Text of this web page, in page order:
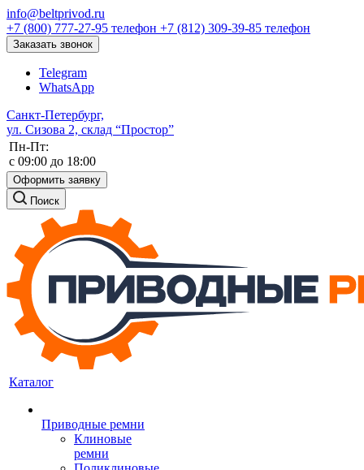
info@beltprivod.ru
+7 (800) 777-27-95 телефон +7 (812) 309-39-85 телефон
Заказать звонок
Telegram
WhatsApp
Санкт-Петербург,
ул. Сизова 2, склад “Простор”
Пн-Пт:
c 09:00 до 18:00
Оформить заявку
Поиск
Каталог
Приводные ремни
Клиновые
ремни